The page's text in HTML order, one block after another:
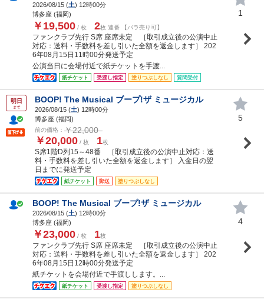
2026/08/15 (土) 12時00分
博多座 (福岡)
￥19,500 / 枚 2枚 連番 【バラ売り可】
ファンクラブ先行 S席 座席未定 ［取引成立後の公演中止
対応：送料・手数料を差し引いた全額を返金します］ 202
6年08月15日11時00分発送予定
公演当日に会場付近で紙チケットを手渡...
紙チケット 受渡し指定 塗りつぶしなし 質問受付
1
明日
まで
BOOP! The Musical ブープ!ザ ミュージカル
2026/08/15 (土) 12時00分
博多座 (福岡)
前の価格： ￥22,000
￥20,000 / 枚 1枚
S席1階D列15～48番 ［取引成立後の公演中止対応：送
料・手数料を差し引いた全額を返金します］ 入金日の翌
日までに発送予定
紙チケット 郵送 塗りつぶしなし
5
BOOP! The Musical ブープ!ザ ミュージカル
2026/08/15 (土) 12時00分
博多座 (福岡)
￥23,000 / 枚 1枚
ファンクラブ先行 S席 座席未定 ［取引成立後の公演中止
対応：送料・手数料を差し引いた全額を返金します］ 202
6年08月15日12時00分発送予定
紙チケットを会場付近で手渡しします。...
紙チケット 受渡し指定 塗りつぶしなし
4